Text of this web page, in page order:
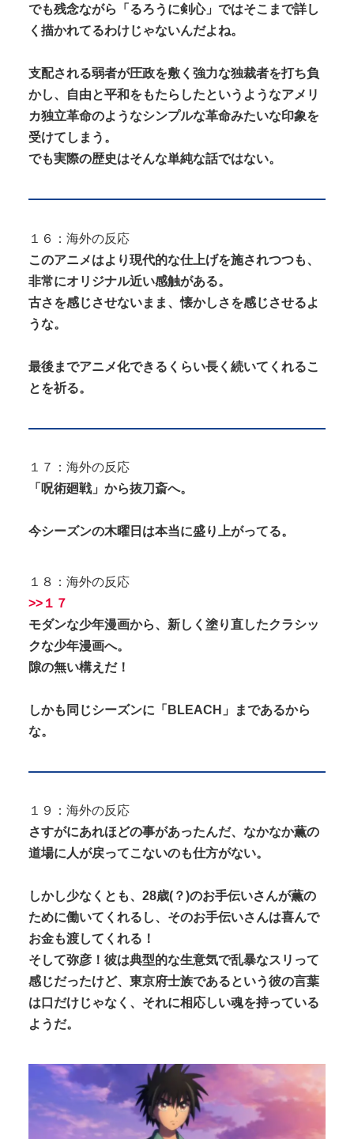
でも残念ながら「るろうに剣心」ではそこまで詳し
く描かれてるわけじゃないんだよね。
支配される弱者が圧政を敷く強力な独裁者を打ち負
かし、自由と平和をもたらしたというようなアメリ
カ独立革命のようなシンプルな革命みたいな印象を
受けてしまう。
でも実際の歴史はそんな単純な話ではない。
１６：海外の反応
このアニメはより現代的な仕上げを施されつつも、
非常にオリジナル近い感触がある。
古さを感じさせないまま、懐かしさを感じさせるよ
うな。
最後までアニメ化できるくらい長く続いてくれるこ
とを祈る。
１７：海外の反応
「呪術廻戦」から抜刀斎へ。
今シーズンの木曜日は本当に盛り上がってる。
１８：海外の反応
>>１７
モダンな少年漫画から、新しく塗り直したクラシッ
クな少年漫画へ。
隙の無い構えだ！
しかも同じシーズンに「BLEACH」まであるから
な。
１９：海外の反応
さすがにあれほどの事があったんだ、なかなか薫の
道場に人が戻ってこないのも仕方がない。
しかし少なくとも、28歳(？)のお手伝いさんが薫の
ために働いてくれるし、そのお手伝いさんは喜んで
お金も渡してくれる！
そして弥彦！彼は典型的な生意気で乱暴なスリって
感じだったけど、東京府士族であるという彼の言葉
は口だけじゃなく、それに相応しい魂を持っている
ようだ。